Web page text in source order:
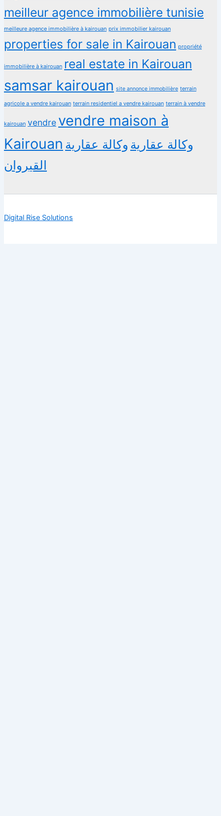
meilleur agence immobilière tunisie
meilleure agence immobilière à kairouan prix immobilier kairouan
properties for sale in Kairouan propriété
immobilière à kairouan real estate in Kairouan
samsar kairouan site annonce immobilière terrain
agricole a vendre kairouan terrain residentiel a vendre kairouan terrain à vendre
kairouan vendre vendre maison à
Kairouan
وكالة عقارية وكالة عقارية
القيروان
Digital Rise Solutions